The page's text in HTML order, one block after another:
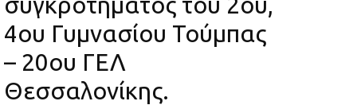
4ου Γυμνασίου Τούμπας
– 20ου ΓΕΛ
Θεσσαλονίκης.